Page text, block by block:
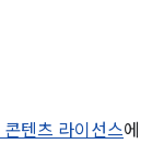
콘텐츠 라이선스에